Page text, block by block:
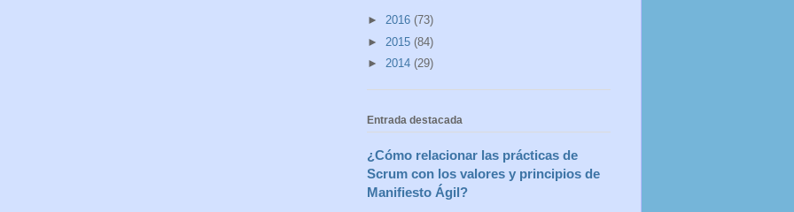
► 2016 (73)
► 2015 (84)
► 2014 (29)
Entrada destacada
¿Cómo relacionar las prácticas de
Scrum con los valores y principios de
Manifiesto Ágil?